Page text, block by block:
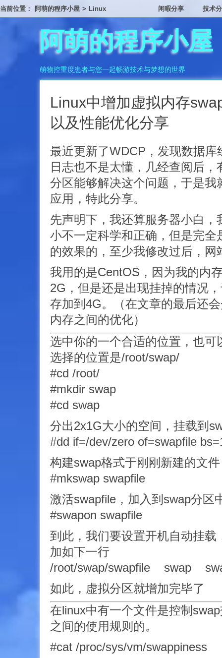
闲暇分享 技术
当前位置： 阿萌的程序小屋 > Linux
阿萌的程序小屋
萌物控重度患者与您一起畅游技术与梦想的世界
Linux中增加虚拟内存
以及性能优化分享
最近更新了WDCP，发现数据
日志也不是太懂，几经查阅后
分区能够解决这个问题，于是我
应用，特此分享。
先声明下，我还算服务器小白，
小不一定科学和正确，但是完全
的效果的，至少我修改过后，网
我用的是CentOS，因为我的内
2G，但是还是出现挂掉的情况
存加到4G。（在文章的最后还
内存之间的优化）
选中你的一个合适的位置，也可
选择的位置是/root/swap/
#cd /root/
#mkdir swap
#cd swap
分出2x1G大小的空间，挂载到
#dd if=/dev/zero of=swapfile
构建swap格式于刚刚新建的文件
#mkswap swapfile
激活swapfile，加入到swap分区
#swapon swapfile
到此，我们要设置开机自动挂载
加如下一行
/root/swap/swapfile swap
如此，虚拟分区就增加完毕了
在linux中有一个文件是控制
之间的使用规则的。
#cat /proc/sys/vm/swappiness